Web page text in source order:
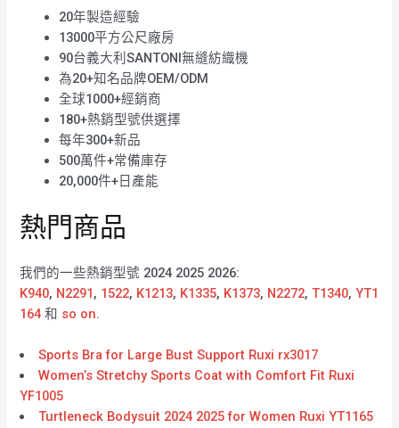
20年製造經驗
13000平方公尺廠房
90台義大利SANTONI無縫紡織機
為20+知名品牌OEM/ODM
全球1000+經銷商
180+熱銷型號供選擇
每年300+新品
500萬件+常備庫存
20,000件+日產能
熱門商品
我們的一些熱銷型號 2024 2025 2026:
K940, N2291, 1522, K1213, K1335, K1373, N2272,T1340,YT1
164 和 so on.
Sports Bra for Large Bust Support Ruxi rx3017
Women’s Stretchy Sports Coat with Comfort Fit Ruxi
YF1005
Turtleneck Bodysuit 2024 2025 for Women Ruxi YT1165